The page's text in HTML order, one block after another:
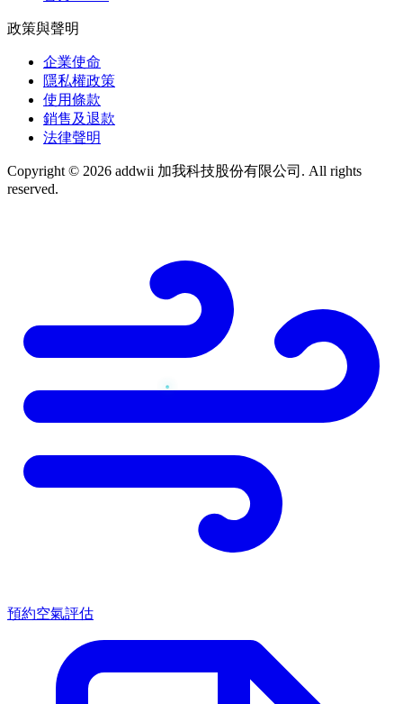
政策與聲明
企業使命
隱私權政策
使用條款
銷售及退款
法律聲明
Copyright © 2026 addwii 加我科技股份有限公司. All rights
reserved.
預約空氣評估